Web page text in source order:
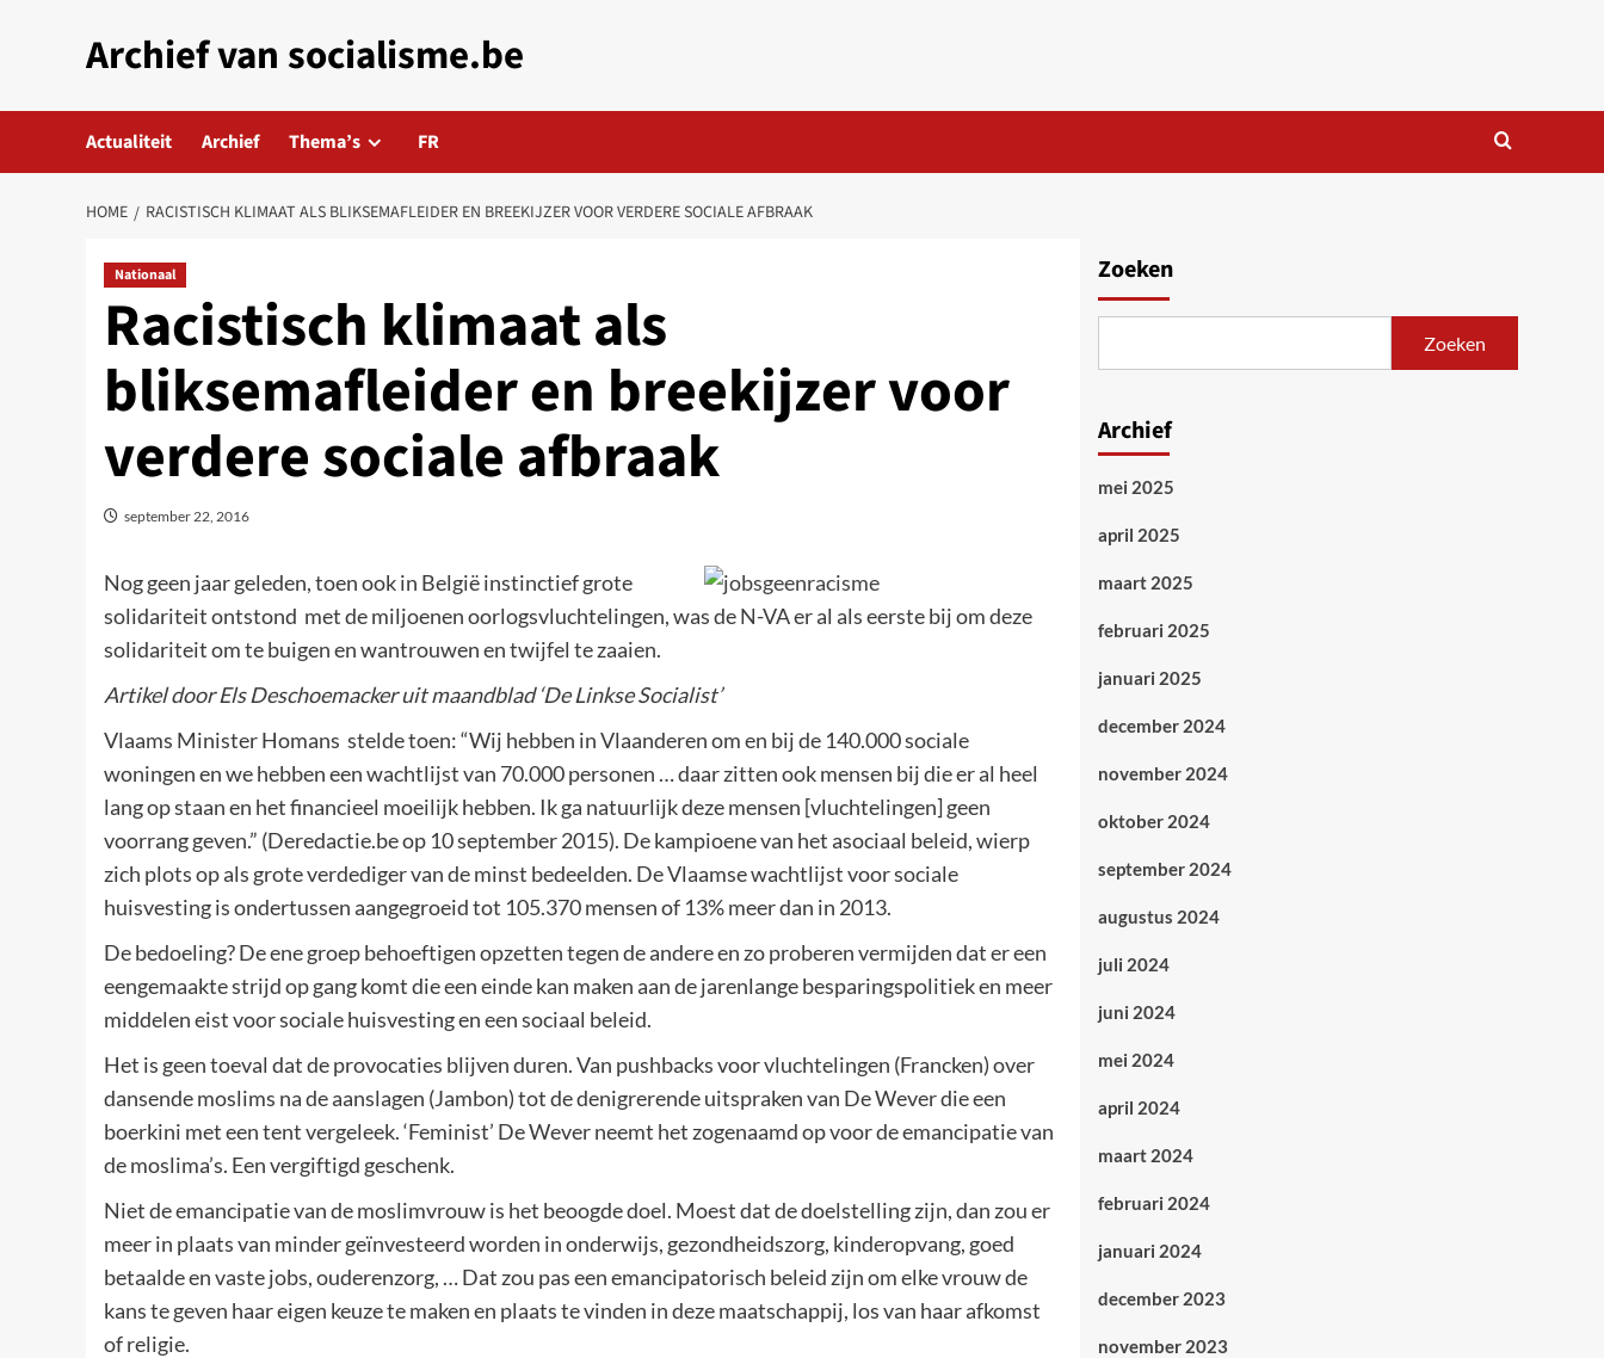
Archief van socialisme.be
Actualiteit Archief Thema’s FR
HOME RACISTISCH KLIMAAT ALS BLIKSEMAFLEIDER EN BREEKIJZER VOOR VERDERE SOCIALE AFBRAAK
Nationaal
Racistisch klimaat als
bliksemafleider en breekijzer voor
verdere sociale afbraak
september 22, 2016
Nog geen jaar geleden, toen ook in België instinctief grote
solidariteit ontstond met de miljoenen oorlogsvluchtelingen, was de N-VA er al als eerste bij om deze
solidariteit om te buigen en wantrouwen en twijfel te zaaien.
Artikel door Els Deschoemacker uit maandblad ‘De Linkse Socialist’
Vlaams Minister Homans stelde toen: “Wij hebben in Vlaanderen om en bij de 140.000 sociale
woningen en we hebben een wachtlijst van 70.000 personen … daar zitten ook mensen bij die er al heel
lang op staan en het financieel moeilijk hebben. Ik ga natuurlijk deze mensen [vluchtelingen] geen
voorrang geven.” (Deredactie.be op 10 september 2015). De kampioene van het asociaal beleid, wierp
zich plots op als grote verdediger van de minst bedeelden. De Vlaamse wachtlijst voor sociale
huisvesting is ondertussen aangegroeid tot 105.370 mensen of 13% meer dan in 2013.
De bedoeling? De ene groep behoeftigen opzetten tegen de andere en zo proberen vermijden dat er een
eengemaakte strijd op gang komt die een einde kan maken aan de jarenlange besparingspolitiek en meer
middelen eist voor sociale huisvesting en een sociaal beleid.
Het is geen toeval dat de provocaties blijven duren. Van pushbacks voor vluchtelingen (Francken) over
dansende moslims na de aanslagen (Jambon) tot de denigrerende uitspraken van De Wever die een
boerkini met een tent vergeleek. ‘Feminist’ De Wever neemt het zogenaamd op voor de emancipatie van
de moslima’s. Een vergiftigd geschenk.
Niet de emancipatie van de moslimvrouw is het beoogde doel. Moest dat de doelstelling zijn, dan zou er
meer in plaats van minder geïnvesteerd worden in onderwijs, gezondheidszorg, kinderopvang, goed
betaalde en vaste jobs, ouderenzorg, … Dat zou pas een emancipatorisch beleid zijn om elke vrouw de
kans te geven haar eigen keuze te maken en plaats te vinden in deze maatschappij, los van haar afkomst
of religie.
Zoeken
Zoeken
Archief
mei 2025
april 2025
maart 2025
februari 2025
januari 2025
december 2024
november 2024
oktober 2024
september 2024
augustus 2024
juli 2024
juni 2024
mei 2024
april 2024
maart 2024
februari 2024
januari 2024
december 2023
november 2023